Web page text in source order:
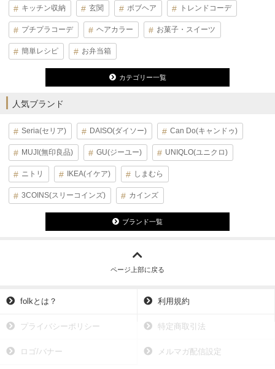
キッチン収納 玄関 ボブヘア トレンドコーデ
プチプラコーデ ヘアカラー お菓子・スイーツ
簡単レシピ お弁当箱
カテゴリー一覧
人気ブランド
Seria(セリア) DAISO(ダイソー) Can Do(キャンドゥ)
MUJI(無印良品) GU(ジーユー) UNIQLO(ユニクロ)
ニトリ IKEA(イケア) しまむら
3COINS(スリーコインズ) カインズ
ブランド一覧
ページ上部に戻る
folkとは？ 利用規約
プライバシーポリシー 特定商取引法
ロゴ/バナー メルマガ配信設定